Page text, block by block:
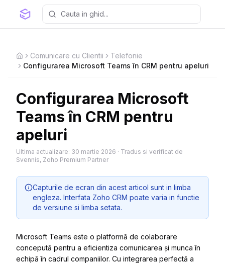
HomeComunicare cu Clientii
Telefonie
Configurarea Microsoft Teams în CRM pentru apeluri
Configurarea Microsoft
Teams în CRM pentru
apeluri
Ultima actualizare: 30 martie 2026 · Tradus si verificat de
Svennis, Zoho Premium Partner
Capturile de ecran din acest articol sunt in limba
engleza. Interfata Zoho CRM poate varia in functie
de versiune si limba setata.
Microsoft Teams este o platformă de colaborare
concepută pentru a eficientiza comunicarea și munca în
echipă în cadrul companiilor. Cu integrarea perfectă a